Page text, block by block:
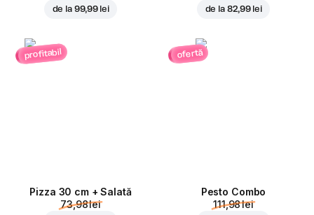
de la 99,99 lei de la 82,99 lei
profitabil
Pizza 30 cm + Salată
73,98 lei
ofertă
Pesto Combo
111,98 lei